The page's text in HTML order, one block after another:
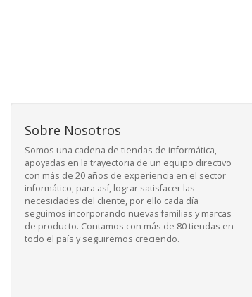
Sobre Nosotros
Somos una cadena de tiendas de informática,
apoyadas en la trayectoria de un equipo directivo
con más de 20 años de experiencia en el sector
informático, para así, lograr satisfacer las
necesidades del cliente, por ello cada día
seguimos incorporando nuevas familias y marcas
de producto. Contamos con más de 80 tiendas en
todo el país y seguiremos creciendo.